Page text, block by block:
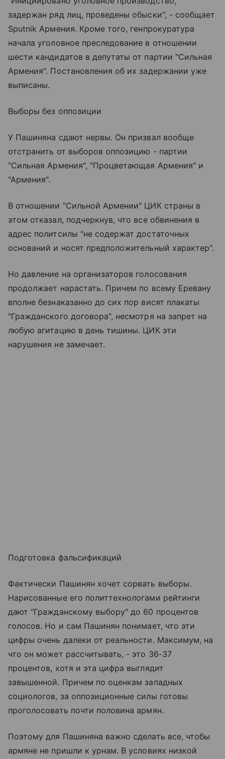
задержан ряд лиц, проведены обыски", - сообщает
Sputnik Армения. Кроме того, генпрокуратура
начала уголовное преследование в отношении
шести кандидатов в депутаты от партии "Сильная
Армения". Постановления об их задержании уже
выписаны.
Выборы без оппозиции
У Пашиняна сдают нервы. Он призвал вообще
отстранить от выборов оппозицию - партии
"Сильная Армения", "Процветающая Армения" и
"Армения".
В отношении "Сильной Армении" ЦИК страны в
этом отказал, подчеркнув, что все обвинения в
адрес политсилы "не содержат достаточных
оснований и носят предположительный характер".
Но давление на организаторов голосования
продолжает нарастать. Причем по всему Еревану
вполне безнаказанно до сих пор висят плакаты
"Гражданского договора", несмотря на запрет на
любую агитацию в день тишины. ЦИК эти
нарушения не замечает.
Подготовка фальсификаций
Фактически Пашинян хочет сорвать выборы.
Нарисованные его политтехнологами рейтинги
дают "Гражданскому выбору" до 60 процентов
голосов. Но и сам Пашинян понимает, что эти
цифры очень далеки от реальности. Максимум, на
что он может рассчитывать, - это 36-37
процентов, хотя и эта цифра выглядит
завышенной. Причем по оценкам западных
социологов, за оппозиционные силы готовы
проголосовать почти половина армян.
Поэтому для Пашиняна важно сделать все, чтобы
армяне не пришли к урнам. В условиях низкой